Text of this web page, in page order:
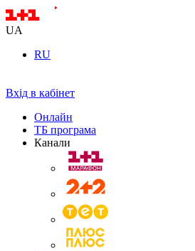
UA
RU
Вхід в кабінет
Онлайн
ТБ програма
Канали